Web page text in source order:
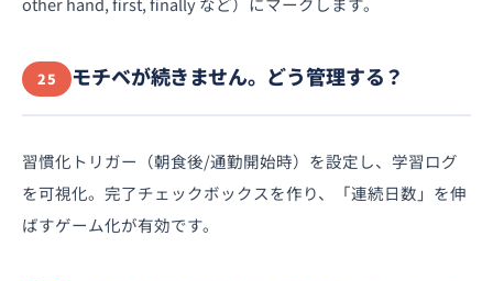
25 モチベが続きません。どう管理する？
習慣化トリガー（朝食後/通勤開始時）を設定し、学習ログ
を可視化。完了チェックボックスを作り、「連続日数」を伸
ばすゲーム化が有効です。